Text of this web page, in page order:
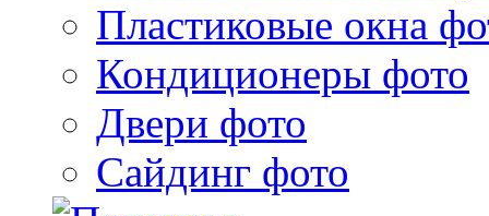
Пластиковые окна
Кондиционеры фото
Двери фото
Сайдинг фото